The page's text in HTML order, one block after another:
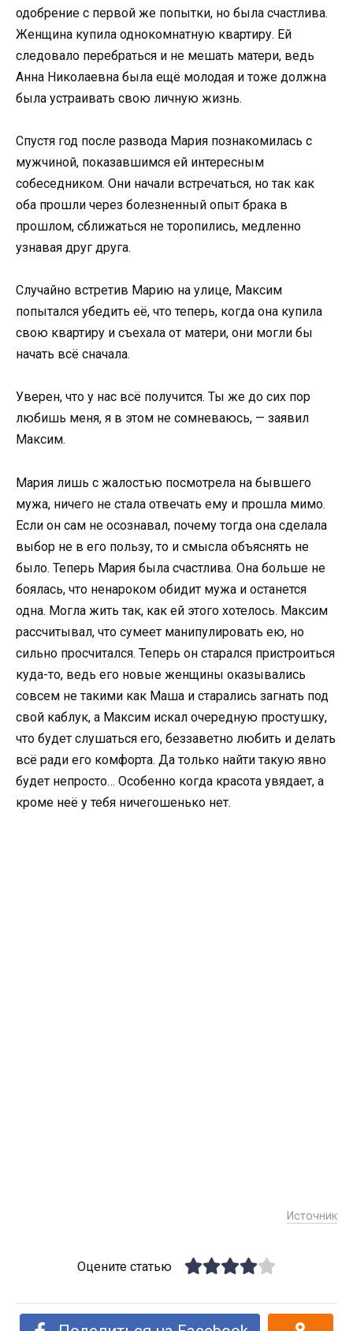
одобрение с первой же попытки, но была счастлива.
Женщина купила однокомнатную квартиру. Ей
следовало перебраться и не мешать матери, ведь
Анна Николаевна была ещё молодая и тоже должна
была устраивать свою личную жизнь.
Спустя год после развода Мария познакомилась с
мужчиной, показавшимся ей интересным
собеседником. Они начали встречаться, но так как
оба прошли через болезненный опыт брака в
прошлом, сближаться не торопились, медленно
узнавая друг друга.
Случайно встретив Марию на улице, Максим
попытался убедить её, что теперь, когда она купила
свою квартиру и съехала от матери, они могли бы
начать всё сначала.
Уверен, что у нас всё получится. Ты же до сих пор
любишь меня, я в этом не сомневаюсь, — заявил
Максим.
Мария лишь с жалостью посмотрела на бывшего
мужа, ничего не стала отвечать ему и прошла мимо.
Если он сам не осознавал, почему тогда она сделала
выбор не в его пользу, то и смысла объяснять не
было. Теперь Мария была счастлива. Она больше не
боялась, что ненароком обидит мужа и останется
одна. Могла жить так, как ей этого хотелось. Максим
рассчитывал, что сумеет манипулировать ею, но
сильно просчитался. Теперь он старался пристроиться
куда-то, ведь его новые женщины оказывались
совсем не такими как Маша и старались загнать под
свой каблук, а Максим искал очередную простушку,
что будет слушаться его, беззаветно любить и делать
всё ради его комфорта. Да только найти такую явно
будет непросто… Особенно когда красота увядает, а
кроме неё у тебя ничегошенько нет.
Источник
Оцените статью